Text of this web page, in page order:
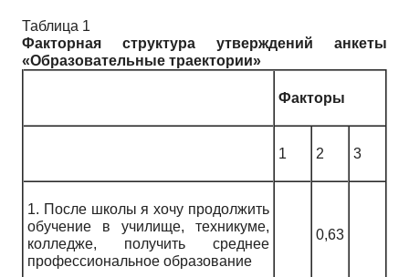
Таблица 1
Факторная структура утверждений анкеты
«Образовательные траектории»
Факторы
1 2 3
1. После школы я хочу продолжить
обучение в училище, техникуме,
колледже, получить среднее
профессиональное образование
0,63